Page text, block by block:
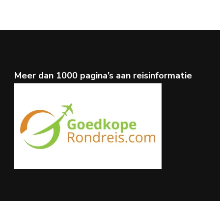
Meer dan 1000 pagina’s aan reisinformatie